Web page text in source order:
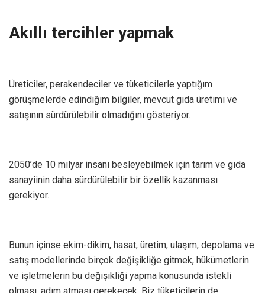
Akıllı tercihler yapmak
Üreticiler, perakendeciler ve tüketicilerle yaptığım
görüşmelerde edindiğim bilgiler, mevcut gıda üretimi ve
satışının sürdürülebilir olmadığını gösteriyor.
2050’de 10 milyar insanı besleyebilmek için tarım ve gıda
sanayiinin daha sürdürülebilir bir özellik kazanması
gerekiyor.
Bunun içinse ekim-dikim, hasat, üretim, ulaşım, depolama ve
satış modellerinde birçok değişikliğe gitmek, hükümetlerin
ve işletmelerin bu değişikliği yapma konusunda istekli